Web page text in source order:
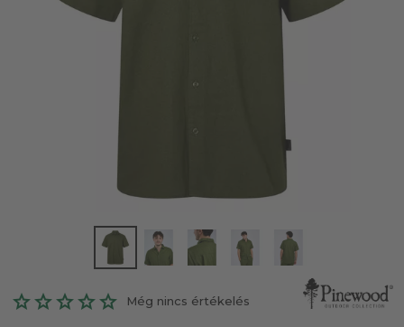
Még nincs értékelés